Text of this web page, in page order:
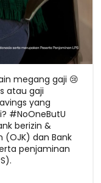
megang gaji 😢
atau gaji
yang
#NoOneButU
berizin &
(OJK) dan Bank
penjaminan